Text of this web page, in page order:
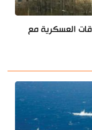
العسكرية مع